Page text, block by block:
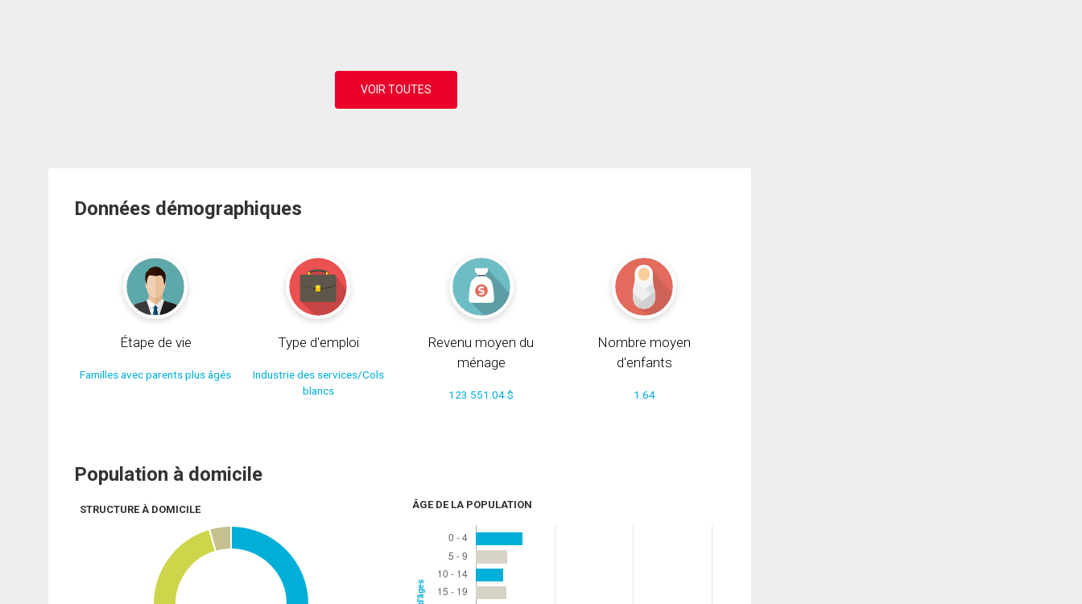
Données démographiques
Étape de vie
Familles avec parents plus âgés
Type d'emploi
Industrie des services/Cols
blancs
Revenu moyen du
ménage
123 551.04 $
Nombre moyen
d'enfants
1.64
Population à domicile
STRUCTURE À DOMICILE ÂGE DE LA POPULATION